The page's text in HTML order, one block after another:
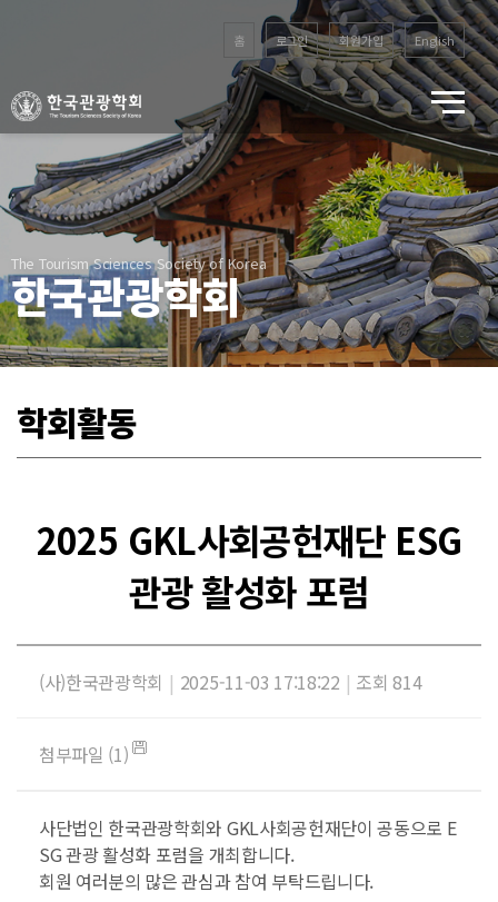
홈 로그인 회원가입 English
The Tourism Sciences Society of Korea
한국관광학회
학회활동
2025 GKL사회공헌재단 ESG
관광 활성화 포럼
(사)한국관광학회 | 2025-11-03 17:18:22 | 조회 814
첨부파일 (1)
사단법인 한국관광학회와 GKL사회공헌재단이 공동으로 E
SG 관광 활성화 포럼을 개최합니다.
회원 여러분의 많은 관심과 참여 부탁드립니다.